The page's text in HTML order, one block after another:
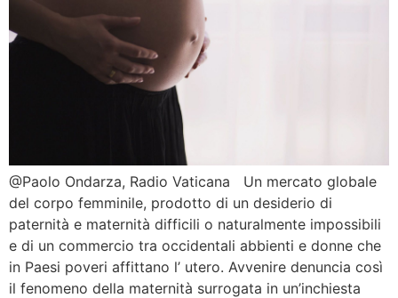
@Paolo Ondarza, Radio Vaticana Un mercato globale
del corpo femminile, prodotto di un desiderio di
paternità e maternità difficili o naturalmente impossibili
e di un commercio tra occidentali abbienti e donne che
in Paesi poveri affittano l’ utero. Avvenire denuncia così
il fenomeno della maternità surrogata in un’inchiesta